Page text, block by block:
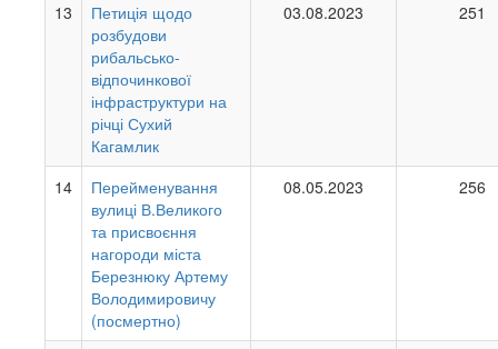
13
Петиція щодо
розбудови
рибальсько-
відпочинкової
інфраструктури на
річці Сухий
Кагамлик
03.08.2023 251
14
Перейменування
вулиці В.Великого
та присвоєння
нагороди міста
Березнюку Артему
Володимировичу
(посмертно)
08.05.2023 256